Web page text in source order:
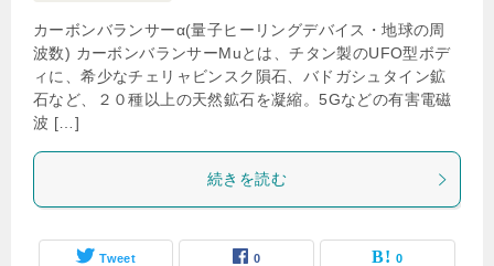
カーボンバランサーα(量子ヒーリングデバイス・地球の周
波数) カーボンバランサーMuとは、チタン製のUFO型ボデ
ィに、希少なチェリャビンスク隕石、バドガシュタイン鉱
石など、２０種以上の天然鉱石を凝縮。5Gなどの有害電磁
波 […]
続きを読む
Tweet 0 0